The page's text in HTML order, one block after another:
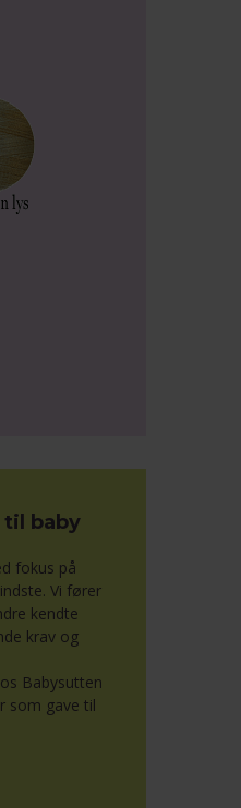
baby
fokus på
Vi fører
kendte
krav og
Babysutten
som gave til